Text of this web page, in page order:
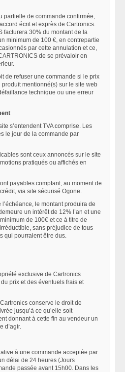
partielle de commande confirmée,
écrit et exprès de Cartronics.
facturera 30% du montant de la
minimum de 100 €, en contrepartie
par cette annulation et ce,
de se prévaloir en
de refuser une commande si le prix
mentionné(s) sur le site web
technique ou une erreur
s’entendent TVA comprise. Les
le jour de la commande par
sont ceux annoncés sur le site
pratiqués ou affichés en
payables comptant, au moment de
via site sécurisé Ogone.
le montant produira de
un intérêt de 12% l’an et une
de 100€ et ce à titre de
sans préjudice de tous
qui pourraient être dus.
exclusive de Cartronics
prix et des éventuels frais et
conserve le droit de
jusqu’à ce qu’elle soit
donnant à cette fin au vendeur un
d’agir.
à une commande acceptée par
délai de 24 heures (Jours
passée avant 15h00. Dans les